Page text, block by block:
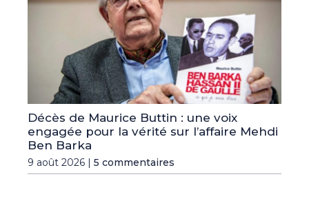
Décès de Maurice Buttin : une voix
engagée pour la vérité sur l’affaire Mehdi
Ben Barka
9 août 2026 | 5 commentaires